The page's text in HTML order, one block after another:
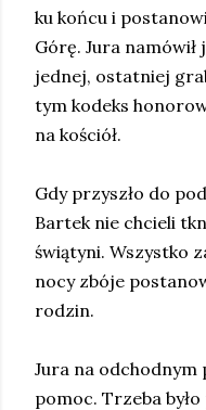
ku końcu i
Górę. Jura
jednej, ostatniej
tym kodeks
na kościół.
Gdy przyszło do
Bartek nie chcieli
świątyni. Wszystko
nocy zbóje
rodzin.
Jura na odchodnym
pomoc. Trzeba